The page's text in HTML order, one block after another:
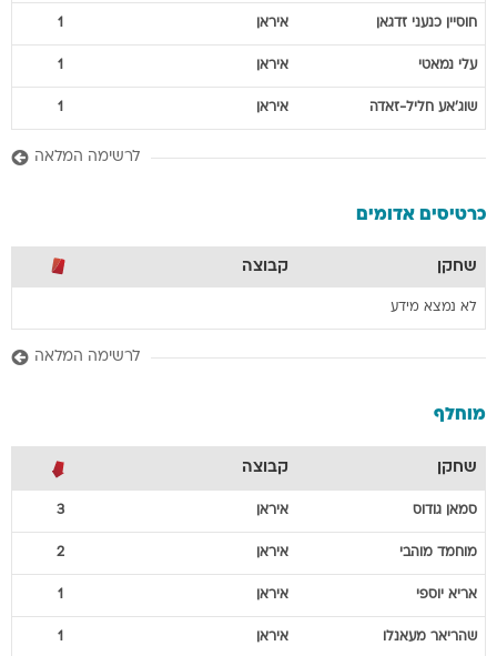
חוסיין כנעני זדגאן איראן 1
עלי נמאטי איראן 1
שוג'אע חליל-זאדה איראן 1
לרשימה המלאה
כרטיסים אדומים
שחקן קבוצה
לא נמצא מידע
לרשימה המלאה
מוחלף
שחקן קבוצה
סמאן גודוס איראן 3
מוחמד מוהבי איראן 2
אריא יוספי איראן 1
שהריאר מעאנלו איראן 1